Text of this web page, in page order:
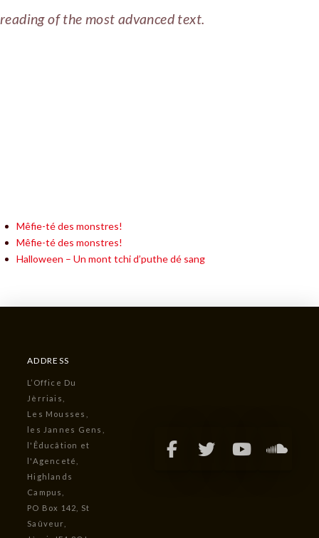
reading of the most advanced text.
Mêfie-té des monstres!
Mêfie-té des monstres!
Halloween – Un mont tchi d’puthe dé sang
ADDRESS
L’Office Du
Jèrriais,
Les Mousses,
les Jannes Gens,
l'Êducâtion et
l'Agenceté,
Highlands
Campus,
PO Box 142, St
Saûveur,